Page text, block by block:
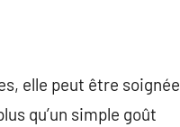
elle peut être soignée
qu’un simple goût